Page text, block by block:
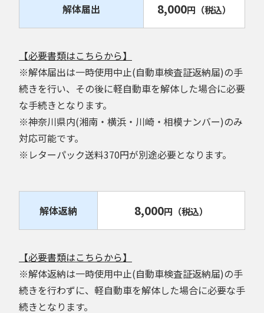
解体届出 8,000円 （税込）
【必要書類はこちらから】
※解体届出は一時使用中止(自動車検査証返納届)の手
続きを行い、その後に軽自動車を解体した場合に必要
な手続きとなります。
※神奈川県内(湘南・横浜・川崎・相模ナンバー)のみ
対応可能です。
※レターパック送料370円が別途必要となります。
解体返納 8,000円 （税込）
【必要書類はこちらから】
※解体返納は一時使用中止(自動車検査証返納届)の手
続きを行わずに、軽自動車を解体した場合に必要な手
続きとなります。